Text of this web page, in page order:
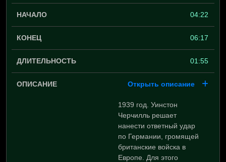
04:22
06:17
01:55
Открыть описание
1939 год. Уинстон
Черчилль решает
нанести ответный удар
по Германии, громящей
британские войска в
Европе. Для этого